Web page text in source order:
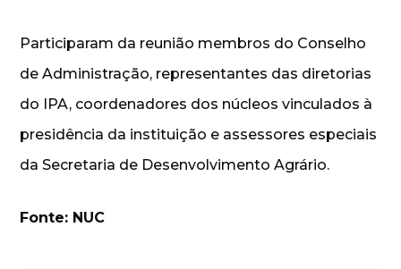
Participaram da reunião membros do Conselho
de Administração, representantes das diretorias
do IPA, coordenadores dos núcleos vinculados à
presidência da instituição e assessores especiais
da Secretaria de Desenvolvimento Agrário.
Fonte: NUC